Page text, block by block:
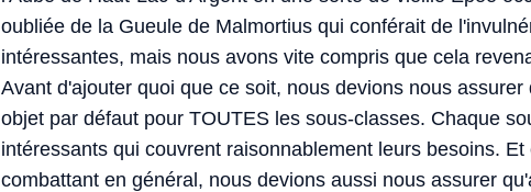
oubliée de la Gueule de Malmortius qui conférait de
intéressantes, mais nous avons vite compris que cela
Avant d'ajouter quoi que ce soit, nous devions nous
objet par défaut pour TOUTES les sous-classes. Chaque
intéressants qui couvrent raisonnablement leurs besoins.
combattant en général, nous devions aussi nous assurer